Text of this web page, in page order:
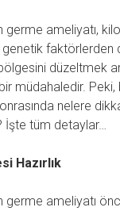
germe ameliyatı,
faktörlerden
düzeltmek
müdahaledir.
nelere
İşte tüm detaylar…
Hazırlık
germe ameliyatı